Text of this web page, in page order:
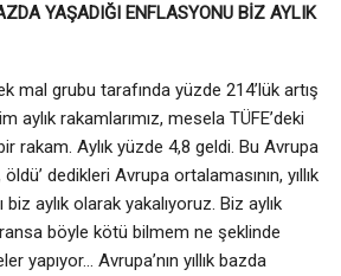
YAŞADIĞI ENFLASYONU BİZ AYLIK
mal grubu tarafında yüzde 214’lük artış
aylık rakamlarımız, mesela TÜFE’deki
rakam. Aylık yüzde 4,8 geldi. Bu Avrupa
dedikleri Avrupa ortalamasının, yıllık
biz aylık olarak yakalıyoruz. Biz aylık
böyle kötü bilmem ne şeklinde
yapıyor… Avrupa’nın yıllık bazda